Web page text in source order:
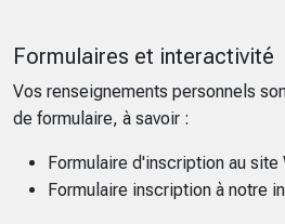
Formulaires et interactivité
Vos renseignements personnels
de formulaire, à savoir :
Formulaire d'inscription au site
Formulaire inscription à notre